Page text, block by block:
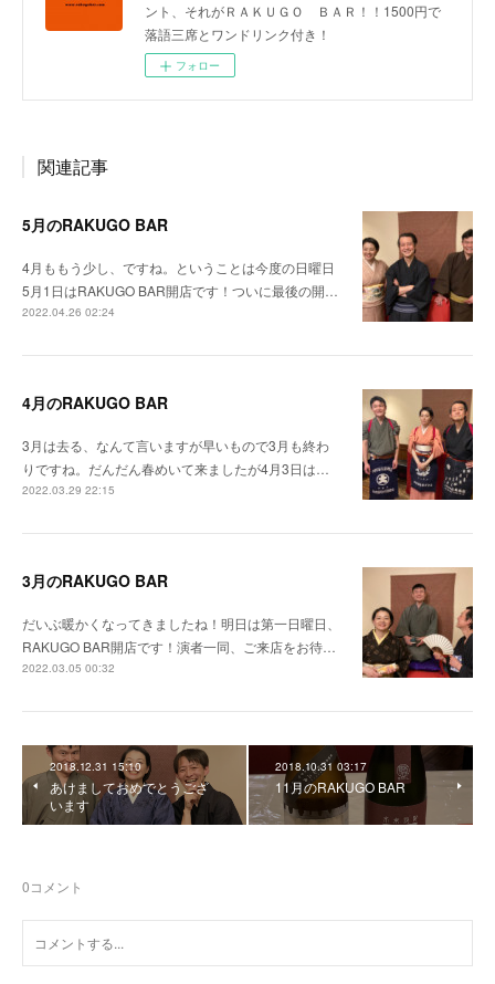
ント、それがＲＡＫＵＧＯ ＢＡＲ！！1500円で
落語三席とワンドリンク付き！
フォロー
関連記事
5月のRAKUGO BAR
4月ももう少し、ですね。ということは今度の日曜日
5月1日はRAKUGO BAR開店です！ついに最後の開…
2022.04.26 02:24
4月のRAKUGO BAR
3月は去る、なんて言いますが早いもので3月も終わ
りですね。だんだん春めいて来ましたが4月3日は…
2022.03.29 22:15
3月のRAKUGO BAR
だいぶ暖かくなってきましたね！明日は第一日曜日、
RAKUGO BAR開店です！演者一同、ご来店をお待…
2022.03.05 00:32
2018.12.31 15:10
あけましておめでとうござ
います
2018.10.31 03:17
11月のRAKUGO BAR
0コメント